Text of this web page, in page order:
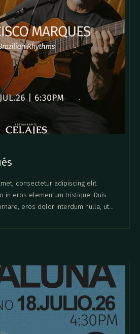
consectetur adipiscing elit.
in eros elementum tristique. Duis
eros dolor interdum nulla, ut
erat. Aenean faucibus nibh et justo